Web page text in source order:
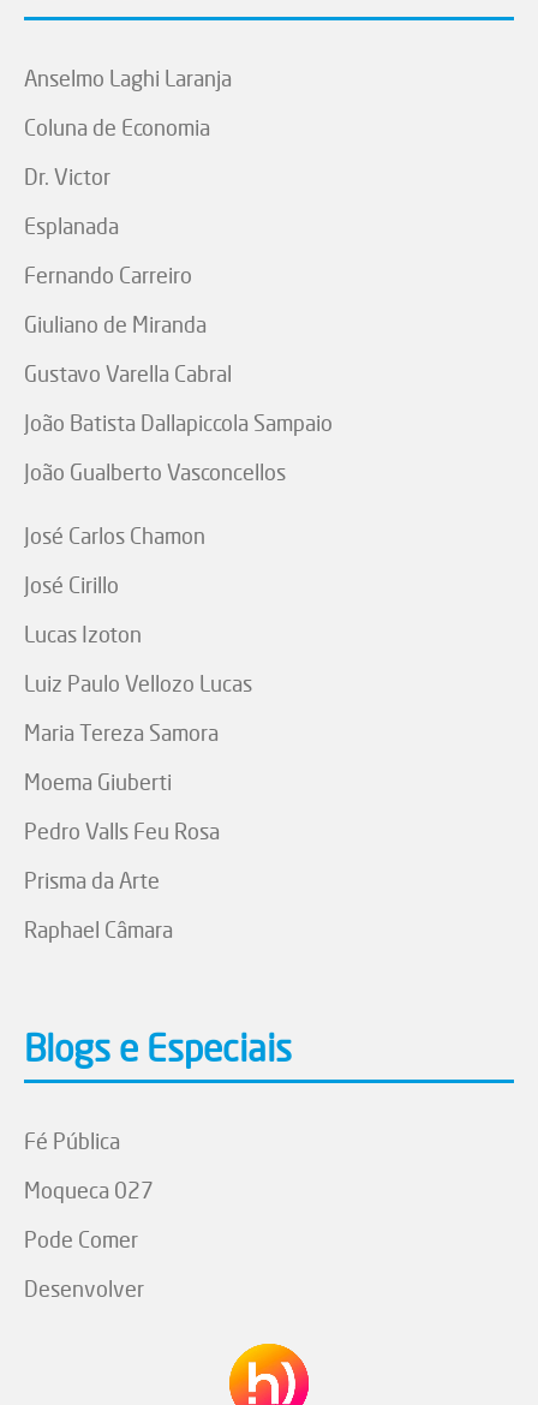
Anselmo Laghi Laranja
Coluna de Economia
Dr. Victor
Esplanada
Fernando Carreiro
Giuliano de Miranda
Gustavo Varella Cabral
João Batista Dallapiccola Sampaio
João Gualberto Vasconcellos
José Carlos Chamon
José Cirillo
Lucas Izoton
Luiz Paulo Vellozo Lucas
Maria Tereza Samora
Moema Giuberti
Pedro Valls Feu Rosa
Prisma da Arte
Raphael Câmara
Blogs e Especiais
Fé Pública
Moqueca 027
Pode Comer
Desenvolver